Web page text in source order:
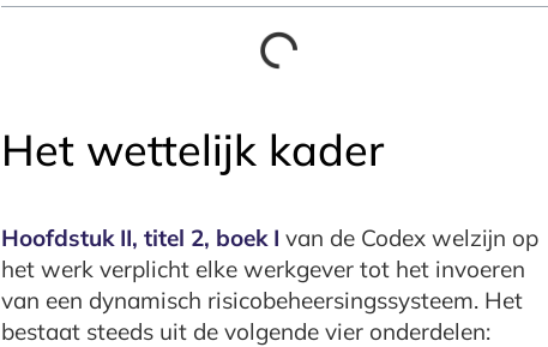
Het wettelijk kader
Hoofdstuk II, titel 2, boek I van de Codex welzijn op
het werk verplicht elke werkgever tot het invoeren
van een dynamisch risicobeheersingssysteem. Het
bestaat steeds uit de volgende vier onderdelen: